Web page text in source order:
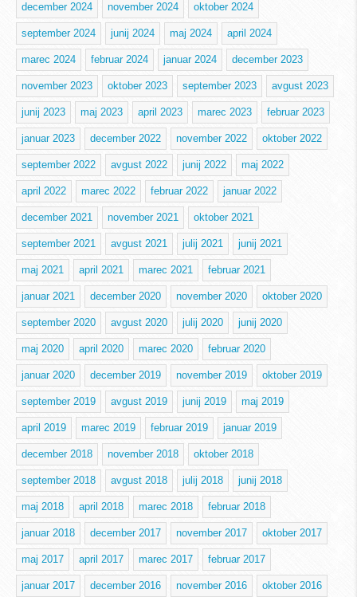
december 2024 november 2024 oktober 2024
september 2024 junij 2024 maj 2024 april 2024
marec 2024 februar 2024 januar 2024 december 2023
november 2023 oktober 2023 september 2023 avgust 2023
junij 2023 maj 2023 april 2023 marec 2023 februar 2023
januar 2023 december 2022 november 2022 oktober 2022
september 2022 avgust 2022 junij 2022 maj 2022
april 2022 marec 2022 februar 2022 januar 2022
december 2021 november 2021 oktober 2021
september 2021 avgust 2021 julij 2021 junij 2021
maj 2021 april 2021 marec 2021 februar 2021
januar 2021 december 2020 november 2020 oktober 2020
september 2020 avgust 2020 julij 2020 junij 2020
maj 2020 april 2020 marec 2020 februar 2020
januar 2020 december 2019 november 2019 oktober 2019
september 2019 avgust 2019 junij 2019 maj 2019
april 2019 marec 2019 februar 2019 januar 2019
december 2018 november 2018 oktober 2018
september 2018 avgust 2018 julij 2018 junij 2018
maj 2018 april 2018 marec 2018 februar 2018
januar 2018 december 2017 november 2017 oktober 2017
maj 2017 april 2017 marec 2017 februar 2017
januar 2017 december 2016 november 2016 oktober 2016